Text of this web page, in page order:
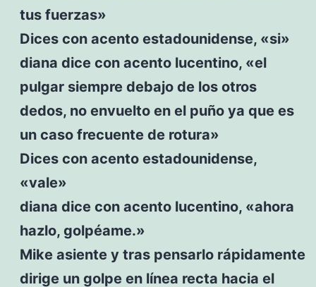
tus fuerzas»
Dices con acento estadounidense, «si»
diana dice con acento lucentino, «el
pulgar siempre debajo de los otros
dedos, no envuelto en el puño ya que es
un caso frecuente de rotura»
Dices con acento estadounidense,
«vale»
diana dice con acento lucentino, «ahora
hazlo, golpéame.»
Mike asiente y tras pensarlo rápidamente
dirige un golpe en línea recta hacia el